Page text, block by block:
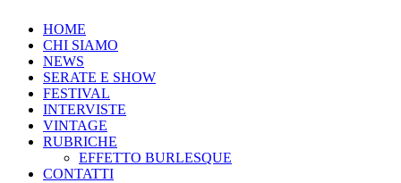
HOME
CHI SIAMO
NEWS
SERATE E SHOW
FESTIVAL
INTERVISTE
VINTAGE
RUBRICHE
EFFETTO BURLESQUE
CONTATTI